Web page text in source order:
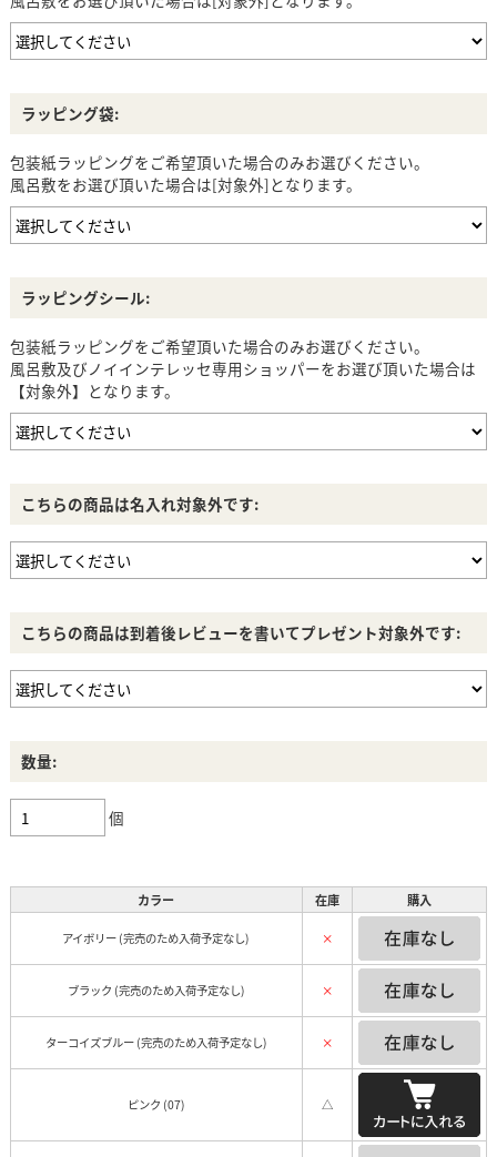
ラッピング袋:
包装紙ラッピングをご希望頂いた場合のみお選びください。
風呂敷をお選び頂いた場合は[対象外]となります。
ラッピングシール:
包装紙ラッピングをご希望頂いた場合のみお選びください。
風呂敷及びノイインテレッセ専用ショッパーをお選び頂いた場合は
【対象外】となります。
こちらの商品は名入れ対象外です:
こちらの商品は到着後レビューを書いてプレゼント対象外です:
数量:
個
カラー 在庫 購入
アイボリー (完売のため入荷予定なし) ×
ブラック (完売のため入荷予定なし) ×
ターコイズブルー (完売のため入荷予定なし) ×
ピンク (07) △